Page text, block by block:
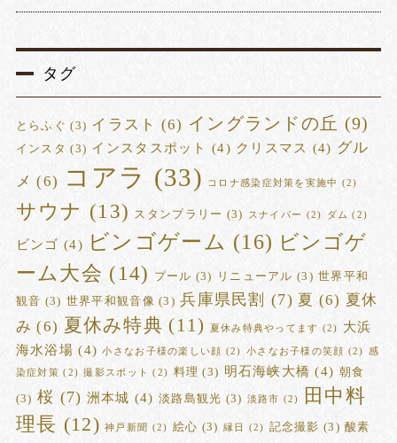
タグ
とらふぐ (3) イラスト (6) イングランドの丘 (9)
インスタ (3) インスタスポット (4) クリスマス (4) グル
メ (6) コアラ (33) コロナ感染症対策を実施中 (2)
サウナ (13) スタンプラリー (3) スナイパー (2) ダム (2)
ビンゴ (4) ビンゴゲーム (16) ビンゴゲ
ーム大会 (14) プール (3) リニューアル (3) 世界平和
観音 (3) 世界平和観音像 (3) 兵庫県民割 (7) 夏 (6) 夏休
み (6) 夏休み特典 (11) 夏休み特典やってます (2)
大浜
海水浴場 (4) 小さなお子様の楽しい顔 (2) 小さなお子様の笑顔 (2) 感
染症対策 (2) 撮影スポット (2) 料理 (3) 明石海峡大橋 (4) 朝食
(3) 桜 (7) 洲本城 (4) 淡路島観光 (3) 淡路市 (2)
田中料
理長 (12) 神戸新聞 (2) 絵心 (3) 縁日 (2) 記念撮影 (3) 酸素